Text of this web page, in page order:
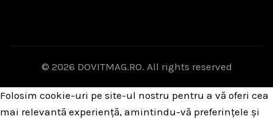
© 2026 DOVITMAG.RO. All rights reserved
Folosim cookie-uri pe site-ul nostru pentru a vă oferi cea
mai relevantă experiență, amintindu-vă preferințele și